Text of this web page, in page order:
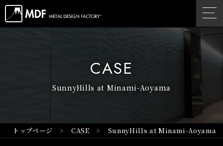
CASE
SunnyHills at Minami-Aoyama
トップページ CASE SunnyHills at Minami-Aoyama